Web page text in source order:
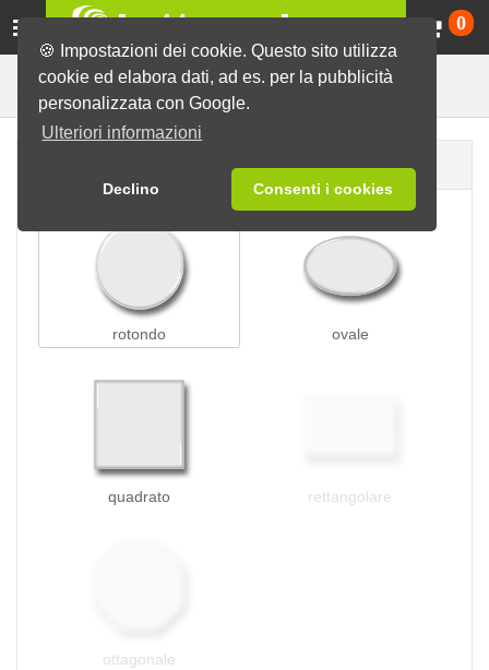
🍪 Impostazioni dei cookie. Questo sito utilizza
cookie ed elabora dati, ad es. per la pubblicità
personalizzata con Google.
Ulteriori informazioni
Declino Consenti i cookies
0
Spille Spille magnetiche Spille verdi
rotondo ovale
quadrato rettangolare
ottagonale